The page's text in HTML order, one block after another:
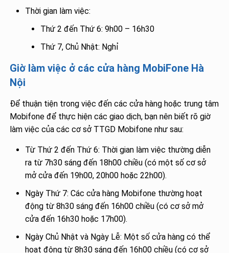
Thời gian làm việc:
Thứ 2 đến Thứ 6: 9h00 – 16h30
Thứ 7, Chủ Nhật: Nghỉ
Giờ làm việc ở các cửa hàng MobiFone Hà
Nội
Để thuận tiện trong việc đến các cửa hàng hoặc trung tâm
Mobifone để thực hiện các giao dịch, bạn nên biết rõ giờ
làm việc của các cơ sở TTGD Mobifone như sau:
Từ Thứ 2 đến Thứ 6: Thời gian làm việc thường diễn
ra từ 7h30 sáng đến 18h00 chiều (có một số cơ sở
mở cửa đến 19h00, 20h00 hoặc 22h00).
Ngày Thứ 7: Các cửa hàng Mobifone thường hoạt
động từ 8h30 sáng đến 16h00 chiều (có cơ sở mở
cửa đến 16h30 hoặc 17h00).
Ngày Chủ Nhật và Ngày Lễ: Một số cửa hàng có thể
hoạt động từ 8h30 sáng đến 16h00 chiều (có cơ sở